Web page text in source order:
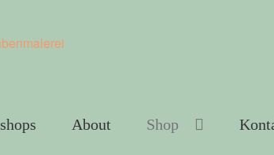
About Shop